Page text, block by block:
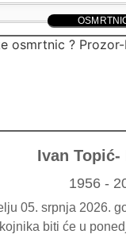
Ivan
1956 -
05. srpnja 2026.
biti će u